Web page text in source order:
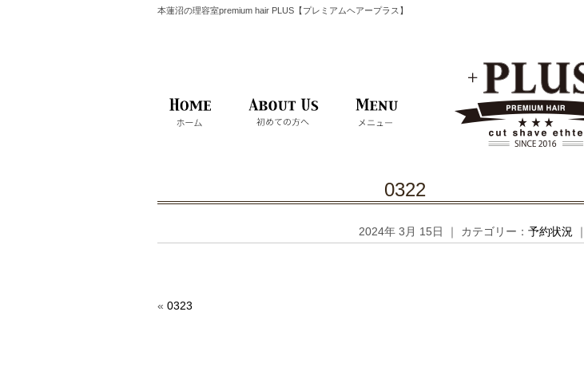
本蓮沼の理容室premium hair PLUS【プレミアムヘアープラス】
0322
2024年 3月 15日 ｜ カテゴリー： 予約状況 ｜
« 0323